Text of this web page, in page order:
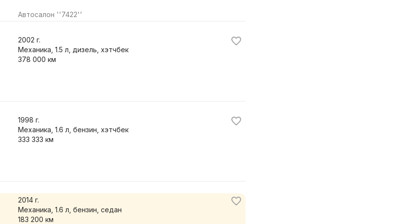
Автосалон ''7422''
2002 г.
Механика, 1.5 л, дизель, хэтчбек
378 000 км
1998 г.
Механика, 1.6 л, бензин, хэтчбек
333 333 км
2014 г.
Механика, 1.6 л, бензин, седан
183 200 км